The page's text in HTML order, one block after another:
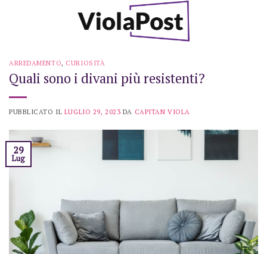
ARREDAMENTO, CURIOSITÀ
Quali sono i divani più resistenti?
PUBBLICATO IL LUGLIO 29, 2023 DA CAPITAN VIOLA
29
Lug